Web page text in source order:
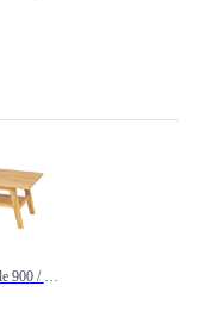
Bothy Low Table 900 / ボシー ローテーブル 900 / URBAN RESEARCH DOORS / アーバンリサーチドアーズ